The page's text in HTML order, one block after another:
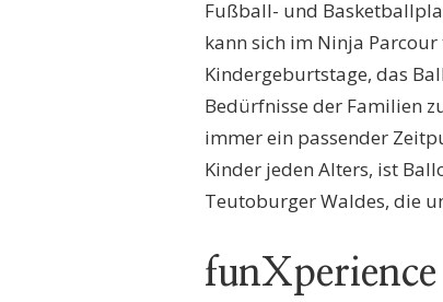
Fußball- und
kann sich im Ninja
Kindergeburtstage, das
Bedürfnisse der Familien
immer ein passender
Kinder jeden Alters, ist
Teutoburger Waldes, die
funXperience